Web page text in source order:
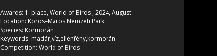
Awards: 1. place, World of Birds , 2024, August
Location: Körös–Maros Nemzeti Park
Species: Kormorán
Keywords: madár,víz,ellenfény,kormorán
Competition: World of Birds